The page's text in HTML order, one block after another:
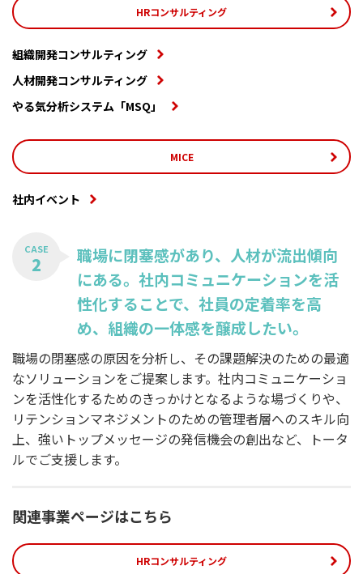
HRコンサルティング
組織開発コンサルティング
人材開発コンサルティング
やる気分析システム「MSQ」
MICE
社内イベント
CASE
2
職場に閉塞感があり、人材が流出傾向
にある。社内コミュニケーションを活
性化することで、社員の定着率を高
め、組織の一体感を醸成したい。
職場の閉塞感の原因を分析し、その課題解決のための最適
なソリューションをご提案します。社内コミュニケーショ
ンを活性化するためのきっかけとなるような場づくりや、
リテンションマネジメントのための管理者層へのスキル向
上、強いトップメッセージの発信機会の創出など、トータ
ルでご支援します。
関連事業ページはこちら
HRコンサルティング